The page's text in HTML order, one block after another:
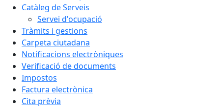
Catàleg de Serveis
Servei d'ocupació
Tràmits i gestions
Carpeta ciutadana
Notificacions electròniques
Verificació de documents
Impostos
Factura electrònica
Cita prèvia